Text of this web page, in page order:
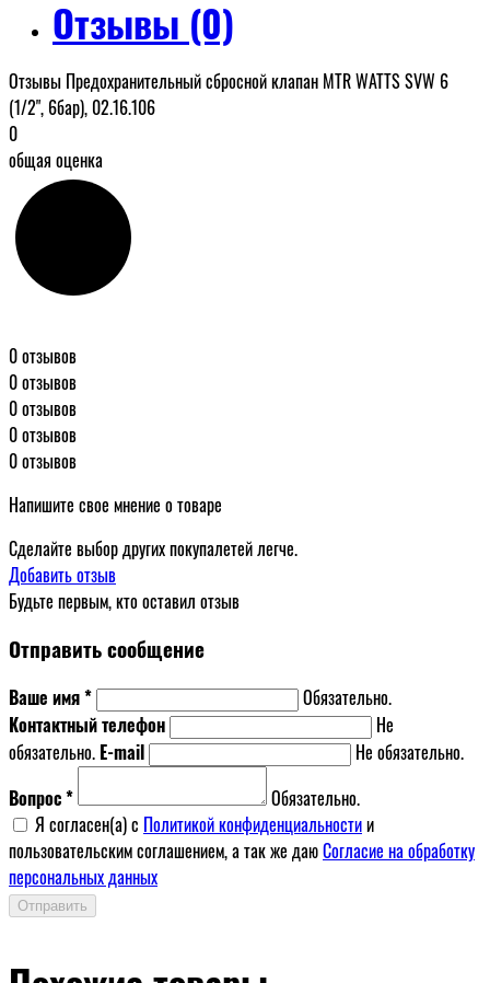
Отзывы (0)
Отзывы Предохранительный сбросной клапан MTR WATTS SVW 6
(1/2", 6бар), 02.16.106
0
общая оценка
0 отзывов
0 отзывов
0 отзывов
0 отзывов
0 отзывов
Напишите свое мнение о товаре
Сделайте выбор других покупалетей легче.
Добавить отзыв
Будьте первым, кто оставил отзыв
Отправить сообщение
Ваше имя *
Обязательно.
Контактный телефон
Не
обязательно. E-mail
Не обязательно.
Вопрос *
Обязательно.
Я согласен(a) с Политикой конфиденциальностии
пользовательским соглашением, а так же даюСогласие на обработку
персональных данных
Отправить